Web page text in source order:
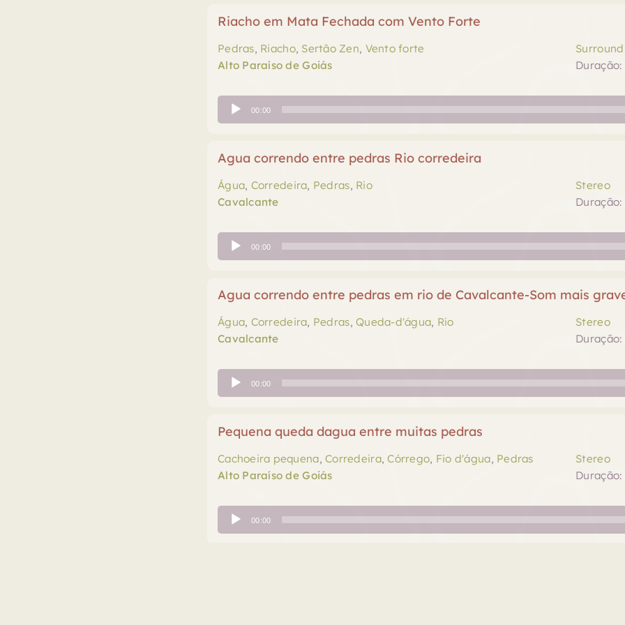
Riacho em Mata Fechada com Vento Forte
Pedras, Riacho, Sertão Zen, Vento forte
Alto Paraíso de Goiás
Surround
Duração:
Tocador
de
00:00
Agua correndo entre pedras Rio corredeira
Água, Corredeira, Pedras, Rio
Cavalcante
Stereo
Duração:
Tocador
de
00:00
Agua correndo entre pedras em rio de Cavalcante-Som mais
Água, Corredeira, Pedras,Queda-d'água, Rio
Cavalcante
Stereo
Duração:
Tocador
de
00:00
Pequena queda dagua entre muitas pedras
Cachoeira pequena,Corredeira,Córrego, Fio d'água, Pedras
Alto Paraíso de Goiás
Stereo
Duração:
Tocador
de
00:00